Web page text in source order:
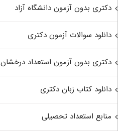
دکتری بدون آزمون دانشگاه آزاد
دانلود سوالات آزمون دکتری
دکتری بدون آزمون استعداد درخشان
دانلود کتاب زبان دکتری
منابع استعداد تحصیلی